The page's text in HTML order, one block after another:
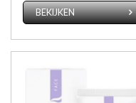
BEKIJKEN